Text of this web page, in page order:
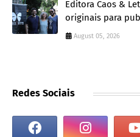
Editora Caos &
originais para
August 05, 2026
Redes Sociais